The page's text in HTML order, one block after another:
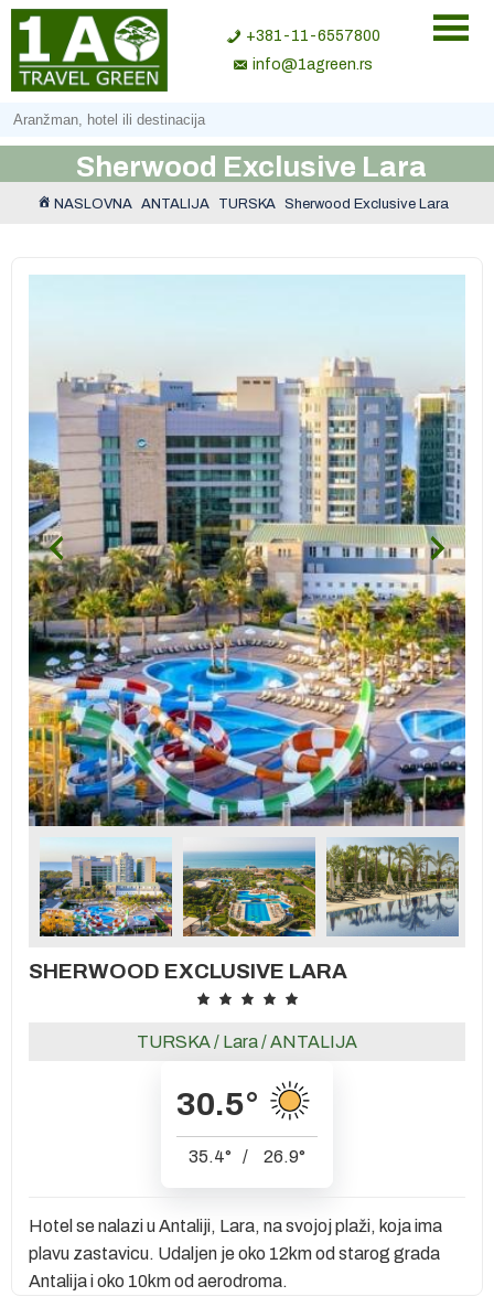
+381-11-6557800
info@1agreen.rs
Sherwood Exclusive Lara
NASLOVNA ANTALIJA TURSKA Sherwood Exclusive Lara
SHERWOOD EXCLUSIVE LARA
TURSKA/ Lara/ANTALIJA
30.5°
35.4° / 26.9°
Hotel se nalazi u Antaliji, Lara, na svojoj plaži, koja ima
plavu zastavicu. Udaljen je oko 12km od starog grada
Antalija i oko 10km od aerodroma.